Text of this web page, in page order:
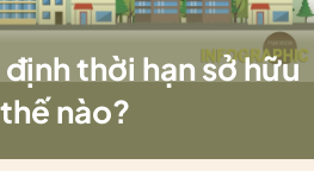
thời hạn sở hữu
nào?